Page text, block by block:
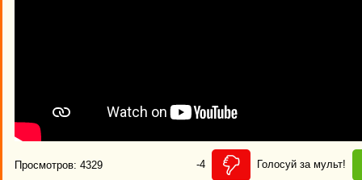
Просмотров: 4329 -4 Голосуй за мульт!